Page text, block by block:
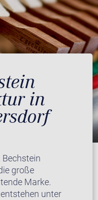
in
Bechstein
große
Marke.
unter